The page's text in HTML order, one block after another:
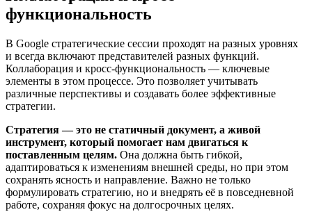
функциональность
В Google стратегические сессии проходят на разных уровнях
и всегда включают представителей разных функций.
Коллаборация и кросс-функциональность — ключевые
элементы в этом процессе. Это позволяет учитывать
различные перспективы и создавать более эффективные
стратегии.
Стратегия — это не статичный документ, а живой
инструмент, который помогает нам двигаться к
поставленным целям. Она должна быть гибкой,
адаптироваться к изменениям внешней среды, но при этом
сохранять ясность и направление. Важно не только
формулировать стратегию, но и внедрять её в повседневной
работе, сохраняя фокус на долгосрочных целях.